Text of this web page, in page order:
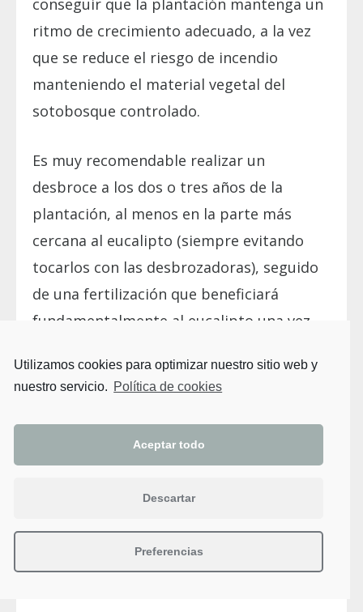
ritmo de crecimiento adecuado, a la vez
que se reduce el riesgo de incendio
manteniendo el material vegetal del
sotobosque controlado.
Es muy recomendable realizar un
desbroce a los dos o tres años de la
plantación, al menos en la parte más
cercana al eucalipto (siempre evitando
tocarlos con las desbrozadoras), seguido
de una fertilización que beneficiará
fundamentalmente al eucalipto una vez
este modo conseguiremos que en el
sea mucho menor, ya que el eucalipto,
aprovechando la falta de competencia y la
llegar hasta una situación en la que
difícilmente le va a hacer sombra otra
especie hasta su madurez, ni va a
Utilizamos cookies para optimizar nuestro sitio web y
nuestro servicio. Política de cookies
Aceptar todo
Descartar
Preferencias